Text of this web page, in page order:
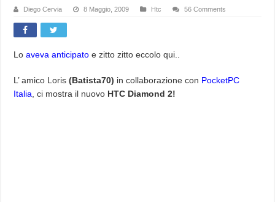
Diego Cervia 8 Maggio, 2009 Htc 56 Comments
Loaveva anticipato e zitto zitto eccolo qui..
L’ amico Loris (Batista70) in collaborazione con PocketPC
Italia , ci mostra il nuovo HTC Diamond 2!